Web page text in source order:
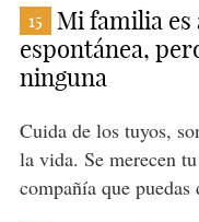
15
Mi familia es
espontánea,
ninguna
Cuida de los tuyos,
la vida. Se merecen
compañía que puedas